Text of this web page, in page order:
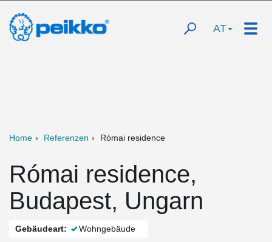
AT
Home Referenzen Római residence
Római residence,
Budapest, Ungarn
Gebäudeart: Wohngebäude